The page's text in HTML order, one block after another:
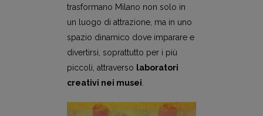
trasformano Milano non solo in
un luogo di attrazione, ma in uno
spazio dinamico dove imparare e
divertirsi, soprattutto per i più
piccoli, attraverso laboratori
creativi nei musei